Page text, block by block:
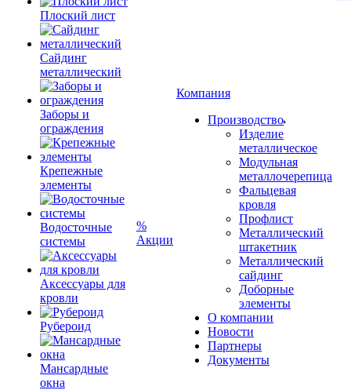
Плоский лист
Сайдинг
металлический
Заборы и
ограждения
Крепежные
элементы
Водосточные
системы
Аксессуары для
кровли
Рубероид
Мансардные
окна
%
Акции
Компания
Производство
Изделие
металлическое
Модульная
металлочерепица
Фальцевая
кровля
Профлист
Металлический
штакетник
Металлический
сайдинг
Доборные
элементы
О компании
Новости
Партнеры
Документы